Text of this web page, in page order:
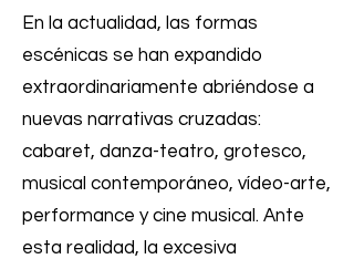
En la actualidad, las formas
escénicas se han expandido
extraordinariamente abriéndose a
nuevas narrativas cruzadas:
cabaret, danza-teatro, grotesco,
musical contemporáneo, vídeo-arte,
performance y cine musical. Ante
esta realidad, la excesiva